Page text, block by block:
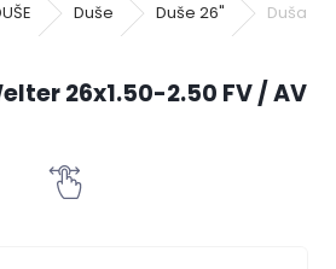
Duše Duše 26" Duša
26x1.50-2.50 FV / AV